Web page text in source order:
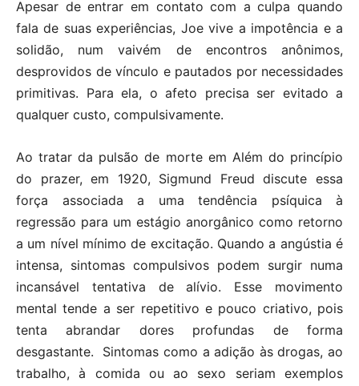
Apesar de entrar em contato com a culpa quando
fala de suas experiências, Joe vive a impotência e a
solidão, num vaivém de encontros anônimos,
desprovidos de vínculo e pautados por necessidades
primitivas. Para ela, o afeto precisa ser evitado a
qualquer custo, compulsivamente.
Ao tratar da pulsão de morte em Além do princípio
do prazer, em 1920, Sigmund Freud discute essa
força associada a uma tendência psíquica à
regressão para um estágio anorgânico como retorno
a um nível mínimo de excitação. Quando a angústia é
intensa, sintomas compulsivos podem surgir numa
incansável tentativa de alívio. Esse movimento
mental tende a ser repetitivo e pouco criativo, pois
tenta abrandar dores profundas de forma
desgastante. Sintomas como a adição às drogas, ao
trabalho, à comida ou ao sexo seriam exemplos